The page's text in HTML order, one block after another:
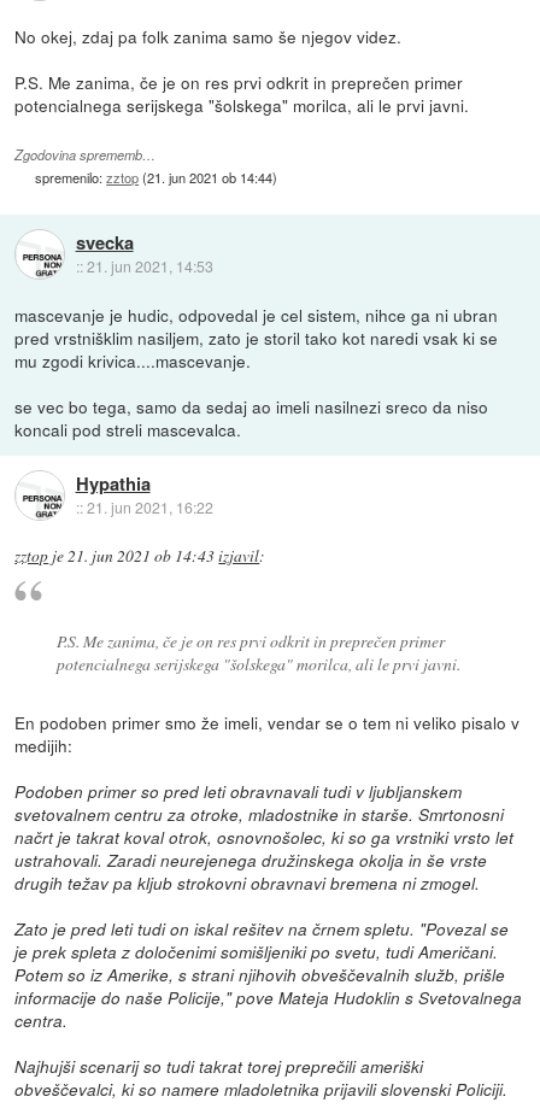
No okej, zdaj pa folk zanima samo še njegov videz.
P.S. Me zanima, če je on res prvi odkrit in preprečen primer
potencialnega serijskega "šolskega" morilca, ali le prvi javni.
Zgodovina sprememb…
spremenilo:zztop(21. jun 2021 ob 14:44)
svecka
::21. jun 2021, 14:53
mascevanje je hudic, odpovedal je cel sistem, nihce ga ni ubran
pred vrstnišklim nasiljem, zato je storil tako kot naredi vsak ki se
mu zgodi krivica....mascevanje.
se vec bo tega, samo da sedaj ao imeli nasilnezi sreco da niso
koncali pod streli mascevalca.
Hypathia
::21. jun 2021, 16:22
zztop je21. jun 2021 ob 14:43izjavil:
P.S. Me zanima, če je on res prvi odkrit in preprečen primer
potencialnega serijskega "šolskega" morilca, ali le prvi javni.
En podoben primer smo že imeli, vendar se o tem ni veliko pisalo v
medijih:
Podoben primer so pred leti obravnavali tudi v ljubljanskem
svetovalnem centru za otroke, mladostnike in starše. Smrtonosni
načrt je takrat koval otrok, osnovnošolec, ki so ga vrstniki vrsto let
ustrahovali. Zaradi neurejenega družinskega okolja in še vrste
drugih težav pa kljub strokovni obravnavi bremena ni zmogel.
Zato je pred leti tudi on iskal rešitev na črnem spletu. "Povezal se
je prek spleta z določenimi somišljeniki po svetu, tudi Američani.
Potem so iz Amerike, s strani njihovih obveščevalnih služb, prišle
informacije do naše Policije," pove Mateja Hudoklin s Svetovalnega
centra.
Najhujši scenarij so tudi takrat torej preprečili ameriški
obveščevalci, ki so namere mladoletnika prijavili slovenski Policiji.